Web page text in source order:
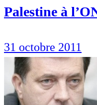
Palestine à
31 octobre 2011